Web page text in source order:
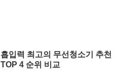
흡입력 최고의 무선청소기 추천
TOP 4 순위 비교